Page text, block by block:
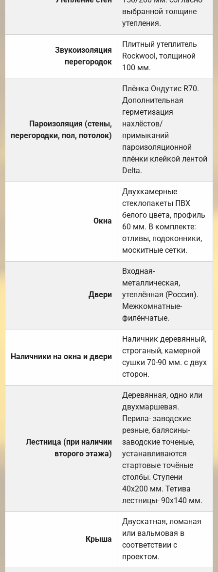
выбранной толщине
утепления.
Звукоизоляция
перегородок
Плитный утеплитель
Rockwool, толщиной
100 мм.
Пароизоляция (стены,
перегородки, пол, потолок)
Плёнка Ондутис R70.
Дополнительная
герметизация
нахлёстов/
примыканий
пароизоляционной
плёнки клейкой лентой
Delta.
Окна
Двухкамерные
стеклопакеты ПВХ
белого цвета, профиль
60 мм. В комплекте:
отливы, подоконники,
москитные сетки.
Двери
Входная-
металлическая,
утеплённая (Россия).
Межкомнатные-
филёнчатые.
Наличники на окна и двери
Наличник деревянный,
строганый, камерной
сушки 70-90 мм. с двух
сторон.
Лестница (при наличии
второго этажа)
Деревянная, одно или
двухмаршевая.
Перила- заводские
резные, балясины-
заводские точеные,
устанавливаются
стартовые точёные
столбы. Ступени
40х200 мм. Тетива
лестницы- 90х140 мм.
Крыша
Двускатная, ломаная
или вальмовая в
соответствии с
проектом.